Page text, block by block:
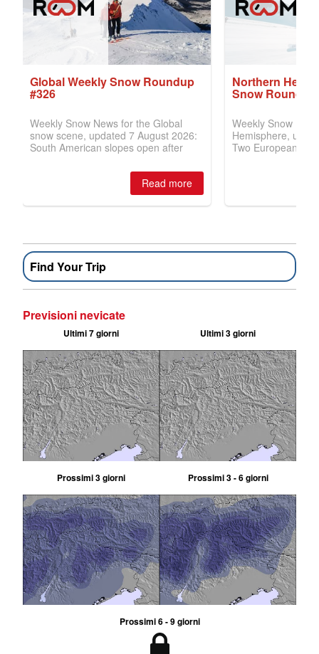
Find Your Trip
Previsioni nevicate
Ultimi 7 giorni Ultimi 3 giorni
Prossimi 3 giorni Prossimi 3 - 6 giorni
Prossimi 6 - 9 giorni